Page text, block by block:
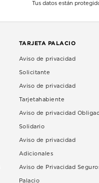
Tus datos están
TARJETA PALACIO
Aviso de privacidad
Solicitante
Aviso de privacidad
Tarjetahabiente
Aviso de privacidad
Solidario
Aviso de privacidad
Adicionales
Aviso de Privacidad
Palacio